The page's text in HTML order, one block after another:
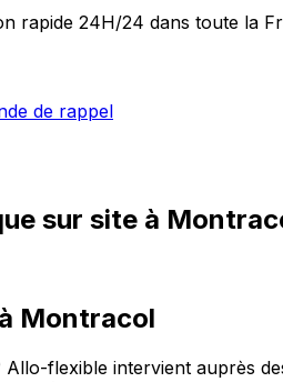
rapide 24H/24 dans toute la
de rappel
sur site à
à Montracol
flexible intervient auprès